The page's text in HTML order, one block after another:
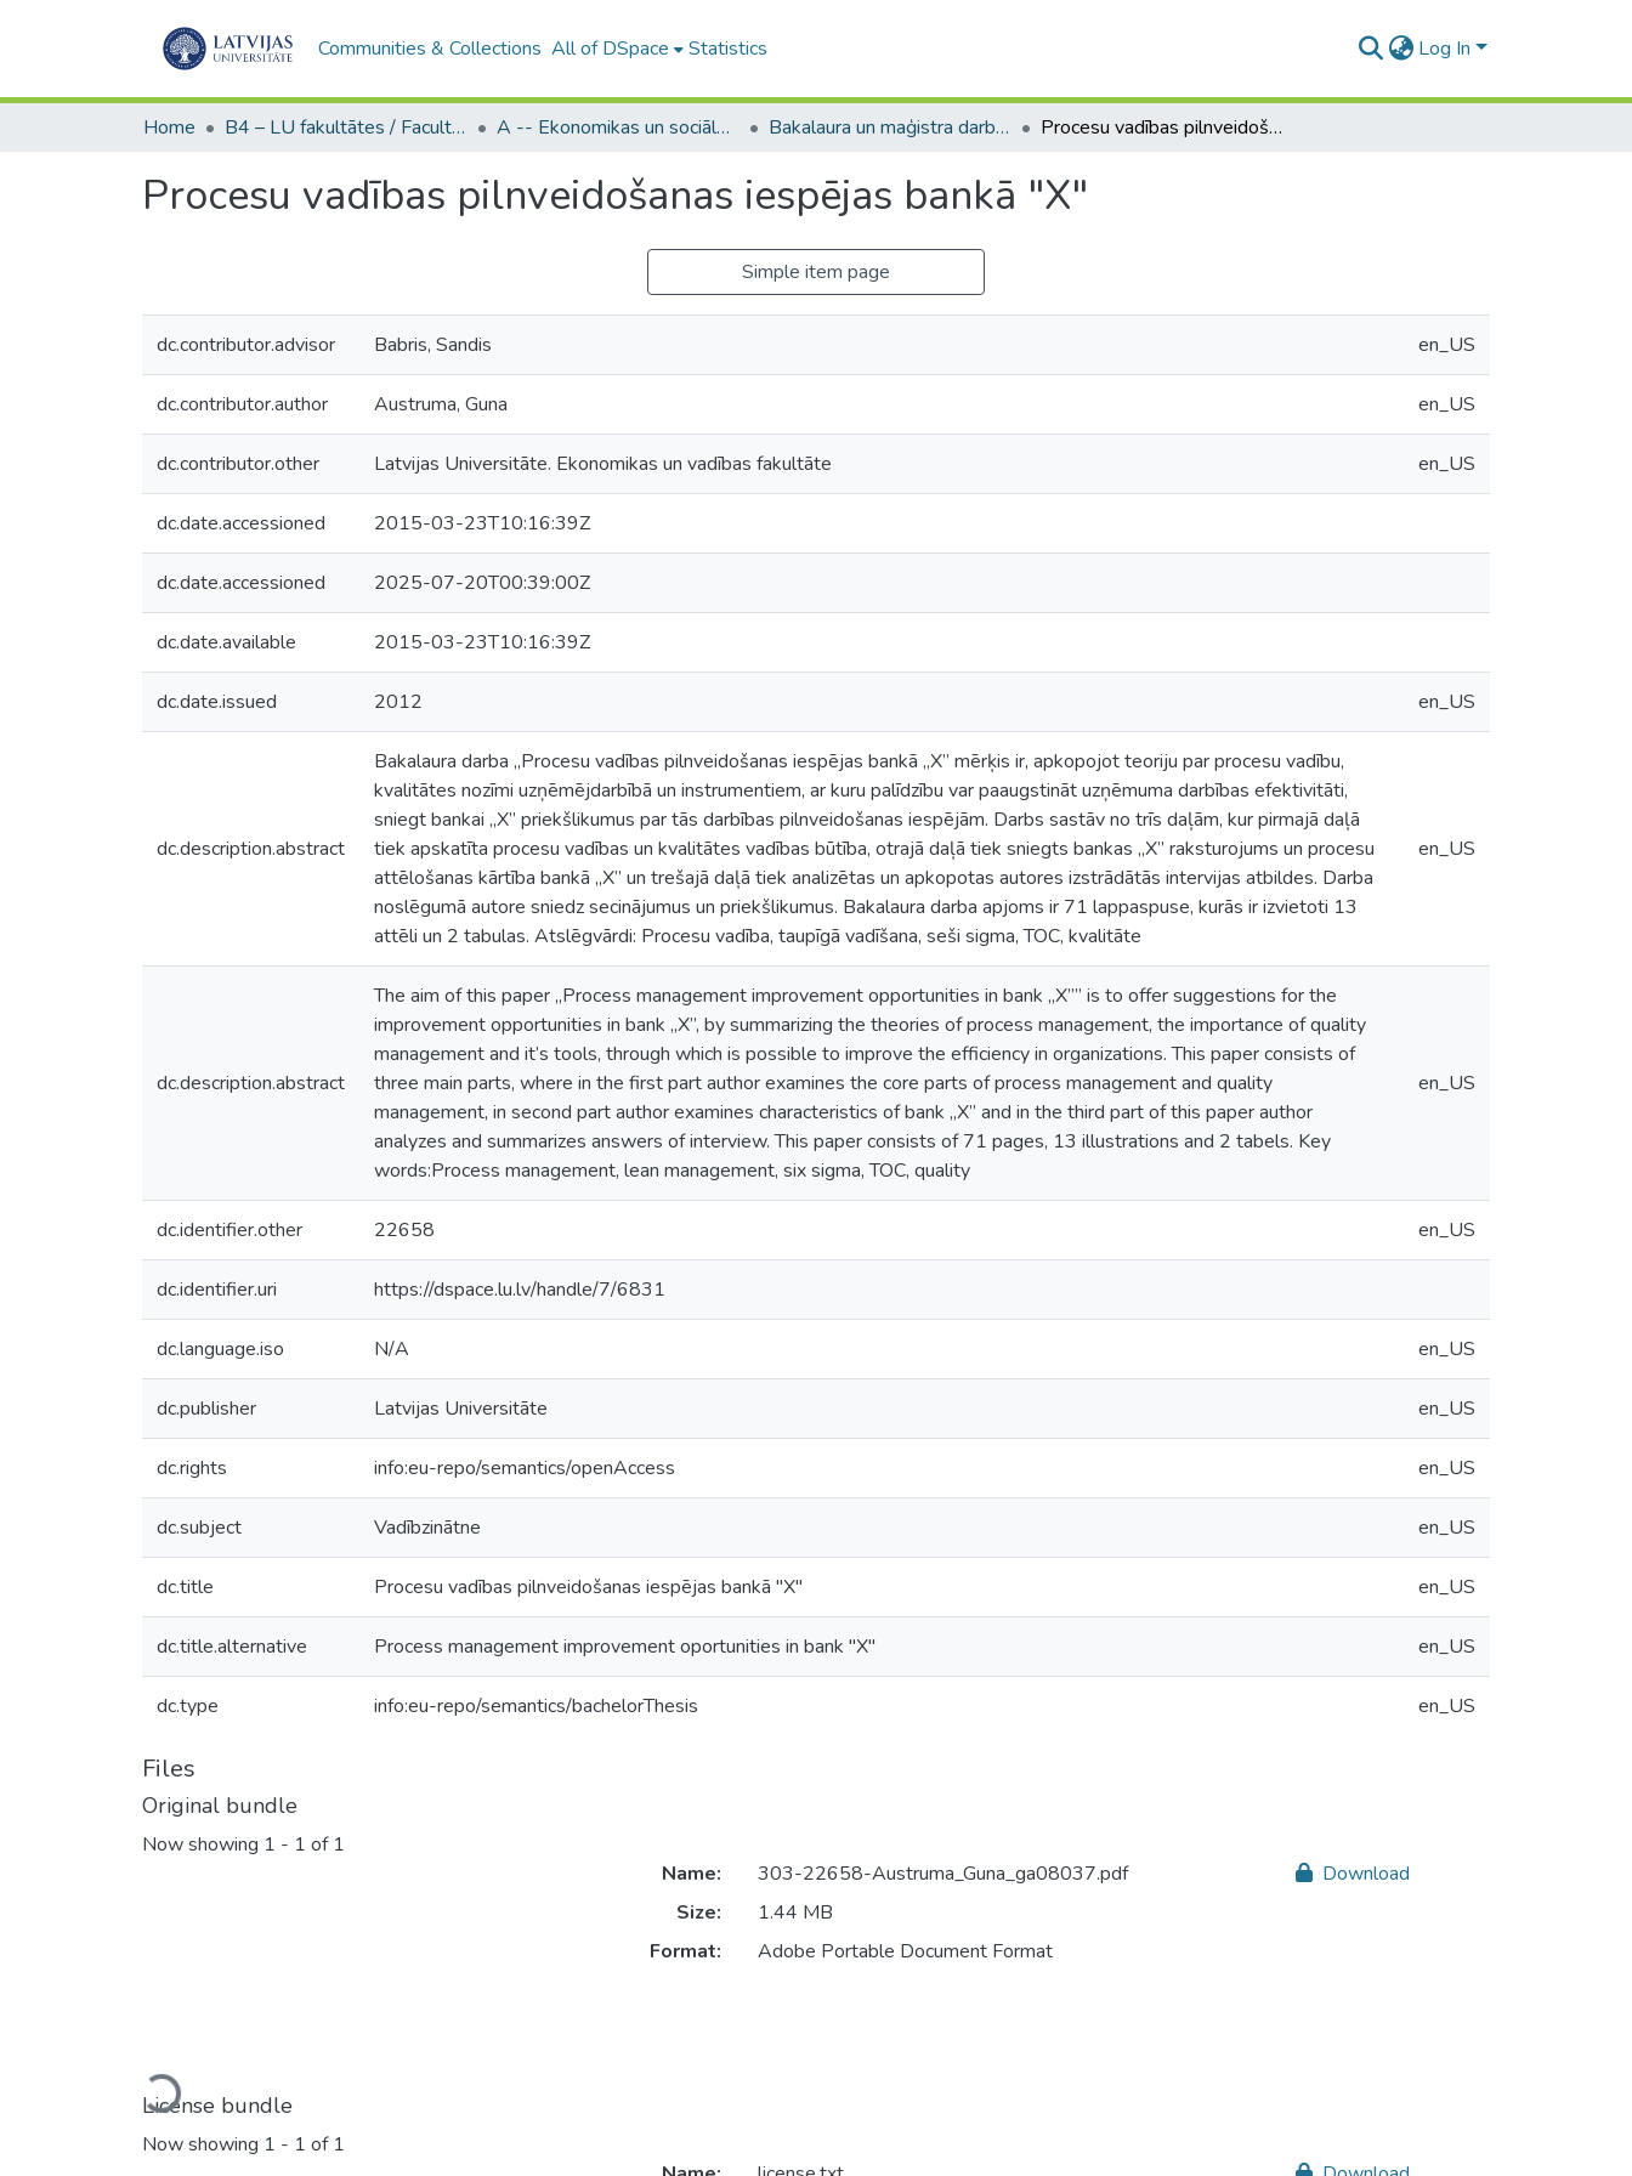
Communities & Collections All of DSpace Statistics Log In
Home B4 – LU fakultātes / Faculties of the UL A -- Ekonomikas un sociālo zinātņu fakultāte / Faculty of Economics and Social Sciences Bakalaura un maģistra darbi (ESZF) / Bachelor's and Master's theses Procesu vadības pilnveidošanas iespējas bankā "X"
Procesu vadības pilnveidošanas iespējas bankā "X"
Simple item page
dc.contributor.advisor Babris, Sandis en_US
dc.contributor.author Austruma, Guna en_US
dc.contributor.other Latvijas Universitāte. Ekonomikas un vadības fakultāte en_US
dc.date.accessioned 2015-03-23T10:16:39Z
dc.date.accessioned 2025-07-20T00:39:00Z
dc.date.available 2015-03-23T10:16:39Z
dc.date.issued 2012 en_US
dc.description.abstract
Bakalaura darba „Procesu vadības pilnveidošanas iespējas bankā „X” mērķis ir, apkopojot teoriju par procesu vadību,
kvalitātes nozīmi uzņēmējdarbībā un instrumentiem, ar kuru palīdzību var paaugstināt uzņēmuma darbības efektivitāti,
sniegt bankai „X” priekšlikumus par tās darbības pilnveidošanas iespējām. Darbs sastāv no trīs daļām, kur pirmajā daļā
tiek apskatīta procesu vadības un kvalitātes vadības būtība, otrajā daļā tiek sniegts bankas „X” raksturojums un procesu
attēlošanas kārtība bankā „X” un trešajā daļā tiek analizētas un apkopotas autores izstrādātās intervijas atbildes. Darba
noslēgumā autore sniedz secinājumus un priekšlikumus. Bakalaura darba apjoms ir 71 lappaspuse, kurās ir izvietoti 13
attēli un 2 tabulas. Atslēgvārdi: Procesu vadība, taupīgā vadīšana, seši sigma, TOC, kvalitāte
en_US
dc.description.abstract
The aim of this paper „Process management improvement opportunities in bank „X”” is to offer suggestions for the
improvement opportunities in bank „X”, by summarizing the theories of process management, the importance of quality
management and it’s tools, through which is possible to improve the efficiency in organizations. This paper consists of
three main parts, where in the first part author examines the core parts of process management and quality
management, in second part author examines characteristics of bank „X” and in the third part of this paper author
analyzes and summarizes answers of interview. This paper consists of 71 pages, 13 illustrations and 2 tabels. Key
words:Process management, lean management, six sigma, TOC, quality
en_US
dc.identifier.other 22658 en_US
dc.identifier.uri https://dspace.lu.lv/handle/7/6831
dc.language.iso N/A en_US
dc.publisher Latvijas Universitāte en_US
dc.rights info:eu-repo/semantics/openAccess en_US
dc.subject Vadībzinātne en_US
dc.title Procesu vadības pilnveidošanas iespējas bankā "X" en_US
dc.title.alternative Process management improvement oportunities in bank "X" en_US
dc.type info:eu-repo/semantics/bachelorThesis en_US
Files
Original bundle
Now showing 1 - 1 of 1
Loading...
Name:
303-22658-Austruma_Guna_ga08037.pdf
Size:
1.44 MB
Format:
Adobe Portable Document Format
Download
License bundle
Now showing 1 - 1 of 1